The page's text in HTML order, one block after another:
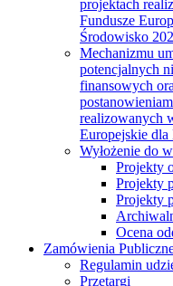
projektach
Fundusze
Środowisko
Mechanizmu
potencjalnych
finansowych
realizowanych
Europejskie
Wyłożenie do
Projekty
Projekty
Projekty
Ocena
Zamówienia
Regulamin
Przetargi